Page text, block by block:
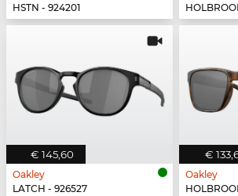
HSTN - 924201
€ 145,60
Oakley
LATCH - 926527
€
Oakley